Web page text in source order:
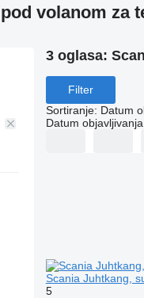
volanom za
3 oglasa:
Filter
Sortiranje: Datum
Datum objavljivanja
Scania Juhtkang,
5